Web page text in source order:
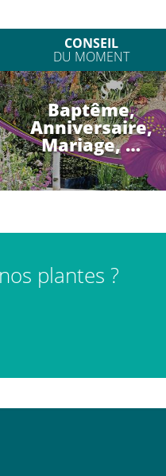
CONSEIL
DU MOMENT
Baptême,
Anniversaire,
Mariage, …
plantes ?